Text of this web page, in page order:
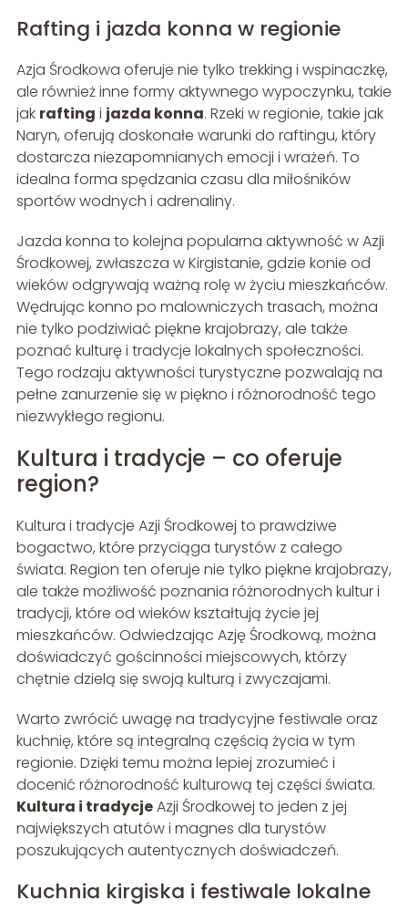
Rafting i jazda konna w regionie
Azja Środkowa oferuje nie tylko trekking i wspinaczkę,
ale również inne formy aktywnego wypoczynku, takie
jak rafting i jazda konna. Rzeki w regionie, takie jak
Naryn, oferują doskonałe warunki do raftingu, który
dostarcza niezapomnianych emocji i wrażeń. To
idealna forma spędzania czasu dla miłośników
sportów wodnych i adrenaliny.
Jazda konna to kolejna popularna aktywność w Azji
Środkowej, zwłaszcza w Kirgistanie, gdzie konie od
wieków odgrywają ważną rolę w życiu mieszkańców.
Wędrując konno po malowniczych trasach, można
nie tylko podziwiać piękne krajobrazy, ale także
poznać kulturę i tradycje lokalnych społeczności.
Tego rodzaju aktywności turystyczne pozwalają na
pełne zanurzenie się w piękno i różnorodność tego
niezwykłego regionu.
Kultura i tradycje – co oferuje
region?
Kultura i tradycje Azji Środkowej to prawdziwe
bogactwo, które przyciąga turystów z całego
świata. Region ten oferuje nie tylko piękne krajobrazy,
ale także możliwość poznania różnorodnych kultur i
tradycji, które od wieków kształtują życie jej
mieszkańców. Odwiedzając Azję Środkową, można
doświadczyć gościnności miejscowych, którzy
chętnie dzielą się swoją kulturą i zwyczajami.
Warto zwrócić uwagę na tradycyjne festiwale oraz
kuchnię, które są integralną częścią życia w tym
regionie. Dzięki temu można lepiej zrozumieć i
docenić różnorodność kulturową tej części świata.
Kultura i tradycjeAzji Środkowej to jeden z jej
największych atutów i magnes dla turystów
poszukujących autentycznych doświadczeń.
Kuchnia kirgiska i festiwale lokalne